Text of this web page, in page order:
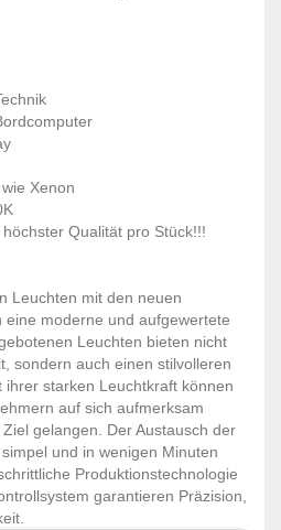
Xenon
Qualität pro Stück!!!
Leuchten mit den neuen
moderne und aufgewertete
Leuchten bieten nicht
sondern auch einen stilvolleren
starken Leuchtkraft können
auf sich aufmerksam
gelangen. Der Austausch der
und in wenigen Minuten
Produktionstechnologie
garantieren Präzision,